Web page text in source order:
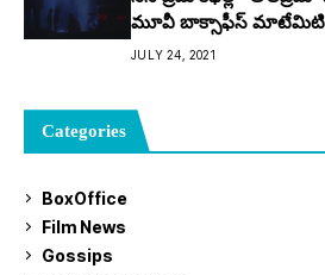
మూవీ బాక్సాఫీస్
JULY 24, 2021
Categories
BoxOffice
Film News
Gossips